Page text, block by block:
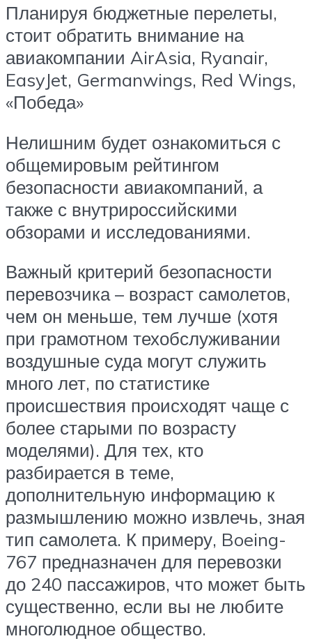
Планируя бюджетные перелеты,
стоит обратить внимание на
авиакомпании AirAsia, Ryanair,
EasyJet, Germanwings, Red Wings,
«Победа»
Нелишним будет ознакомиться с
общемировым рейтингом
безопасности авиакомпаний, а
также с внутрироссийскими
обзорами и исследованиями.
Важный критерий безопасности
перевозчика – возраст самолетов,
чем он меньше, тем лучше (хотя
при грамотном техобслуживании
воздушные суда могут служить
много лет, по статистике
происшествия происходят чаще с
более старыми по возрасту
моделями). Для тех, кто
разбирается в теме,
дополнительную информацию к
размышлению можно извлечь, зная
тип самолета. К примеру, Boeing-
767 предназначен для перевозки
до 240 пассажиров, что может быть
существенно, если вы не любите
многолюдное общество.